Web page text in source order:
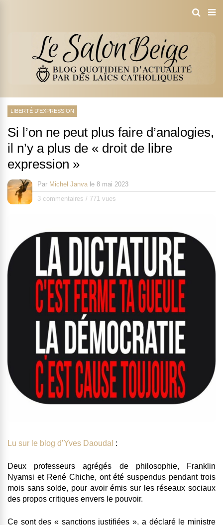
LIBERTÉ D'EXPRESSION
Si l’on ne peut plus faire d’analogies,
il n’y a plus de « droit de libre
expression »
Par Michel Janva le 8 mai 2023
3 commentaires / 771 vues
Lu sur le blog d’Yves Daoudal :
Deux professeurs agrégés de philosophie, Franklin
Nyamsi et René Chiche, ont été suspendus pendant trois
mois sans solde, pour avoir émis sur les réseaux sociaux
des propos critiques envers le pouvoir.
Ce sont des « sanctions justifiées », a déclaré le ministre